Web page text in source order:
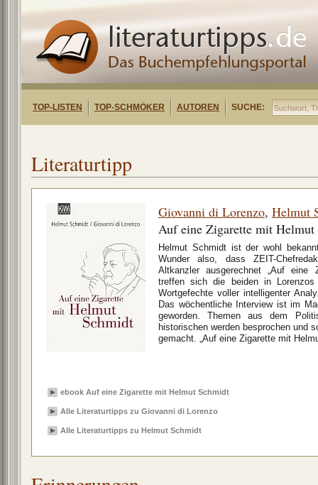
TOP-LISTEN TOP-SCHMÖKER AUTOREN SUCHE:
Literaturtipp
Giovanni di Lorenzo, Helmut
Auf eine Zigarette mit Helmut
Helmut Schmidt ist der wohl
Wunder also, dass ZEIT-
Altkanzler ausgerechnet „Auf eine
treffen sich die beiden in
Wortgefechte voller intelligenter
Das wöchentliche Interview ist im
geworden. Themen aus dem
historischen werden besprochen und
gemacht. „Auf eine Zigarette mit
ebook Auf eine Zigarette mit Helmut Schmidt
Alle Literaturtipps zu Giovanni di Lorenzo
Alle Literaturtipps zu Helmut Schmidt